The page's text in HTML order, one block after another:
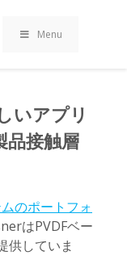
Menu
いアプリ
品接触層
のポートフォ
はPVDFベー
供していま